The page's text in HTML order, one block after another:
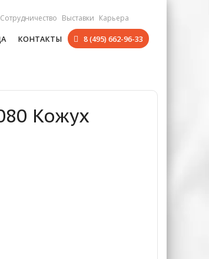
Сотрудничество Выставки Карьера
КОНТАКТЫ 8 (495) 662-96-33
Кожух